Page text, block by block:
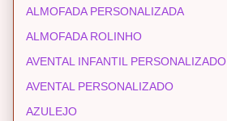
ALMOFADA PERSONALIZADA
ALMOFADA ROLINHO
AVENTAL INFANTIL PERSONALIZADO
AVENTAL PERSONALIZADO
AZULEJO